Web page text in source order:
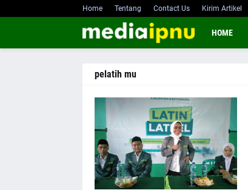
Home Tentang Contact Us Kirim Artikel
HOME
pelatih mu